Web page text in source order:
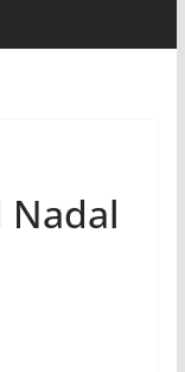
Nadal